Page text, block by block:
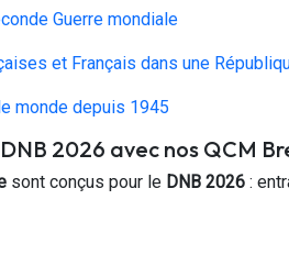
Guerre mondiale
et Français dans une
monde depuis 1945
2026 avec nos QCM
sont conçus pour le DNB 2026 :